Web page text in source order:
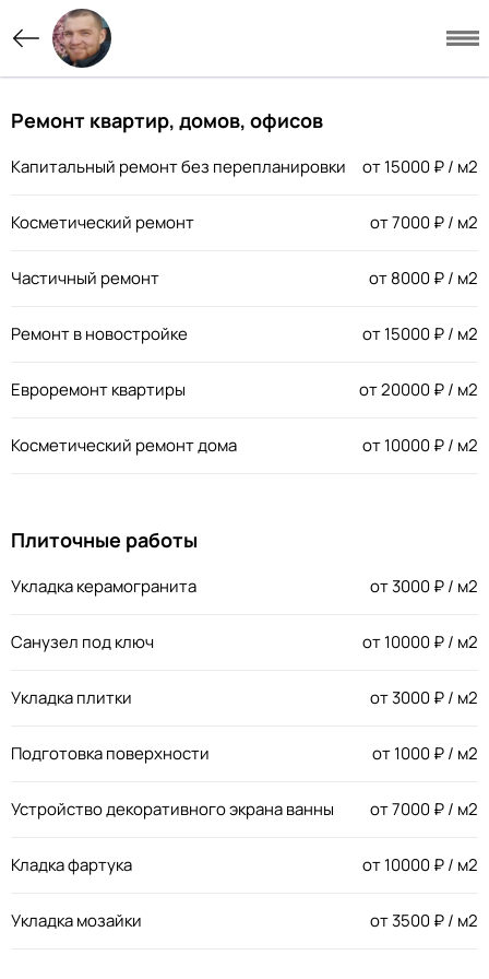
Ремонт квартир, домов, офисов
Капитальный ремонт без перепланировки от15000₽ / м2
Косметический ремонт от7000₽ / м2
Частичный ремонт от8000₽ / м2
Ремонт в новостройке от15000₽ / м2
Евроремонт квартиры от20000₽ / м2
Косметический ремонт дома от10000₽ / м2
Плиточные работы
Укладка керамогранита от3000₽ / м2
Санузел под ключ от10000₽ / м2
Укладка плитки от3000₽ / м2
Подготовка поверхности от1000₽ / м2
Устройство декоративного экрана ванны от7000₽ / м2
Кладка фартука от10000₽ / м2
Укладка мозайки от3500₽ / м2